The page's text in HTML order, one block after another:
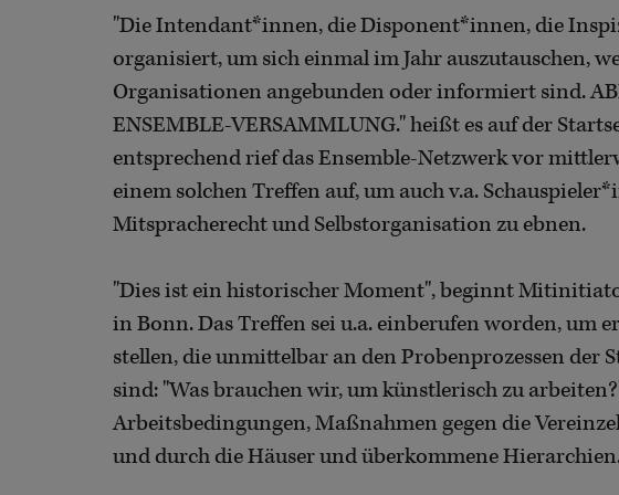
"Die Intendant*innen, die Disponent*innen, die
organisiert, um sich einmal im Jahr auszutauschen,
Organisationen angebunden oder informiert sind.
ENSEMBLE-VERSAMMLUNG." heißt es auf der
entsprechend rief das Ensemble-Netzwerk vor
einem solchen Treffen auf, um auch v.a.
Mitspracherecht und Selbstorganisation zu ebnen.
"Dies ist ein historischer Moment", beginnt
in Bonn. Das Treffen sei u.a. einberufen worden, um
stellen, die unmittelbar an den Probenprozessen der
sind: "Was brauchen wir, um künstlerisch zu
Arbeitsbedingungen, Maßnahmen gegen die
und durch die Häuser und überkommene